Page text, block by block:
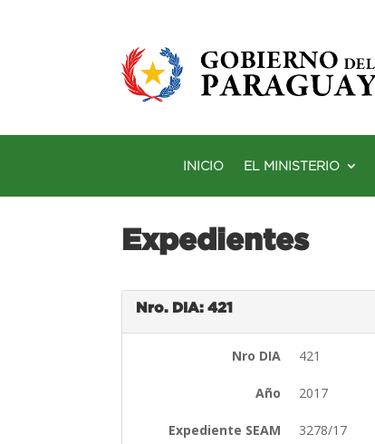
INICIO EL MINISTERIO
Expedientes
Nro. DIA: 421
Nro DIA 421
Año 2017
Expediente SEAM 3278/17